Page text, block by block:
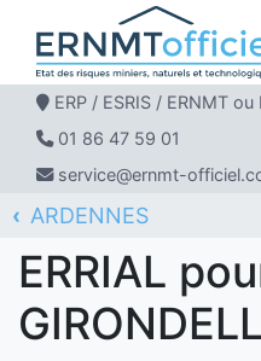
ERP / ESRIS / ERNMT
01 86 47 59 01
service@ernmt-
ERNMT Officiel
ERRIAL
ARDENNES
GIRONDELLE
ERRIAL